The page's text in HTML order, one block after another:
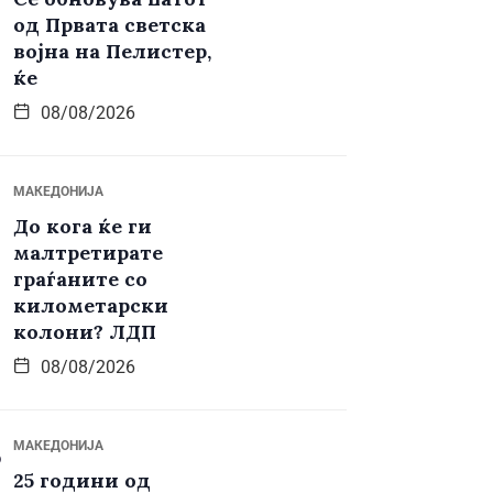
од Првата светска
војна на Пелистер,
ќе
08/08/2026
МАКЕДОНИЈА
До кога ќе ги
малтретирате
граѓаните со
километарски
колони? ЛДП
08/08/2026
МАКЕДОНИЈА
25 години од